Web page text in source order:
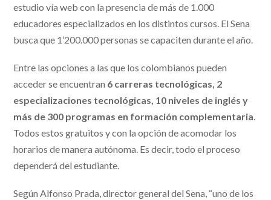
estudio vía web con la presencia de más de 1.000
educadores especializados en los distintos cursos. El Sena
busca que 1’200.000 personas se capaciten durante el año.
Entre las opciones a las que los colombianos pueden
acceder se encuentran 6 carreras tecnológicas, 2
especializaciones tecnológicas, 10 niveles de inglés y
más de 300 programas en formación complementaria.
Todos estos gratuitos y con la opción de acomodar los
horarios de manera autónoma. Es decir, todo el proceso
dependerá del estudiante.
Según Alfonso Prada, director general del Sena, “uno de los